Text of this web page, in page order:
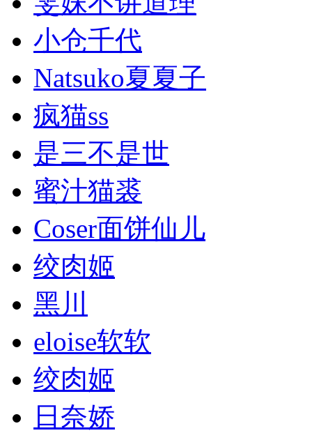
小仓千代
Natsuko夏夏子
疯猫ss
是三不是世
蜜汁猫裘
Coser面饼仙儿
绞肉姬
黑川
eloise软软
绞肉姬
日奈娇